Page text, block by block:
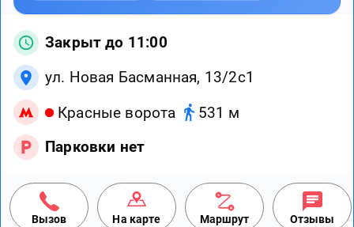
Закрыт до 11:00
ул. Новая Басманная, 13/2c1
Красные ворота
531 м
Парковки нет
Вызов На карте Маршрут Отзывы